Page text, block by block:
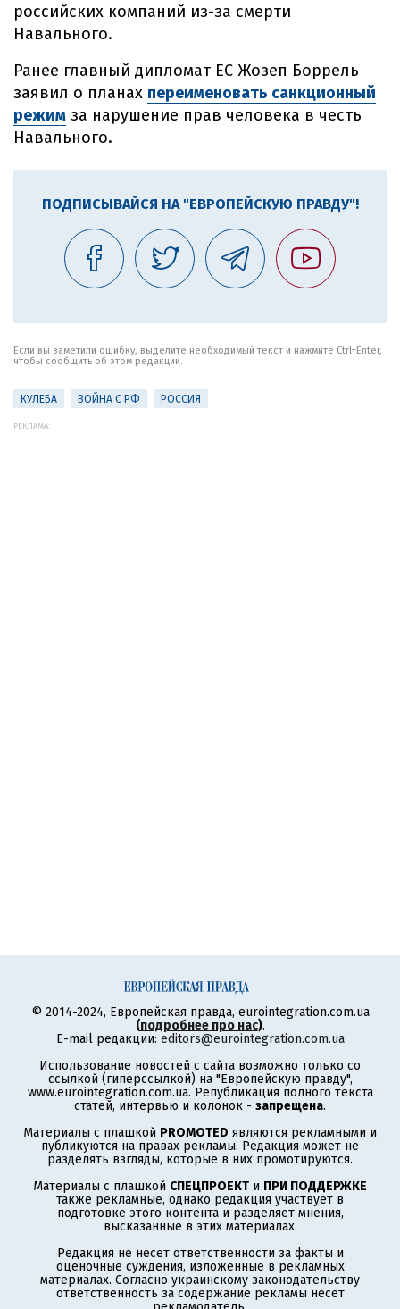
российских компаний из-за смерти
Навального.
Ранее главный дипломат ЕС Жозеп Боррель
заявил о планах переименовать санкционный
режим за нарушение прав человека в честь
Навального.
ПОДПИСЫВАЙСЯ НА "ЕВРОПЕЙСКУЮ ПРАВДУ"!
Если вы заметили ошибку, выделите необходимый текст и нажмите Ctrl+Enter,
чтобы сообщить об этом редакции.
КУЛЕБА ВОЙНА С РФ РОССИЯ
РЕКЛАМА:
© 2014-2024, Европейская правда, eurointegration.com.ua
(подробнее про нас).
E-mail редакции: editors@eurointegration.com.ua
Использование новостей с сайта возможно только со
ссылкой (гиперссылкой) на "Европейскую правду",
www.eurointegration.com.ua. Републикация полного текста
статей, интервью и колонок - запрещена.
Материалы с плашкой PROMOTED являются рекламными и
публикуются на правах рекламы. Редакция может не
разделять взгляды, которые в них промотируются.
Материалы с плашкой СПЕЦПРОЕКТ и ПРИ ПОДДЕРЖКЕ
также рекламные, однако редакция участвует в
подготовке этого контента и разделяет мнения,
высказанные в этих материалах.
Редакция не несет ответственности за факты и
оценочные суждения, изложенные в рекламных
материалах. Согласно украинскому законодательству
ответственность за содержание рекламы несет